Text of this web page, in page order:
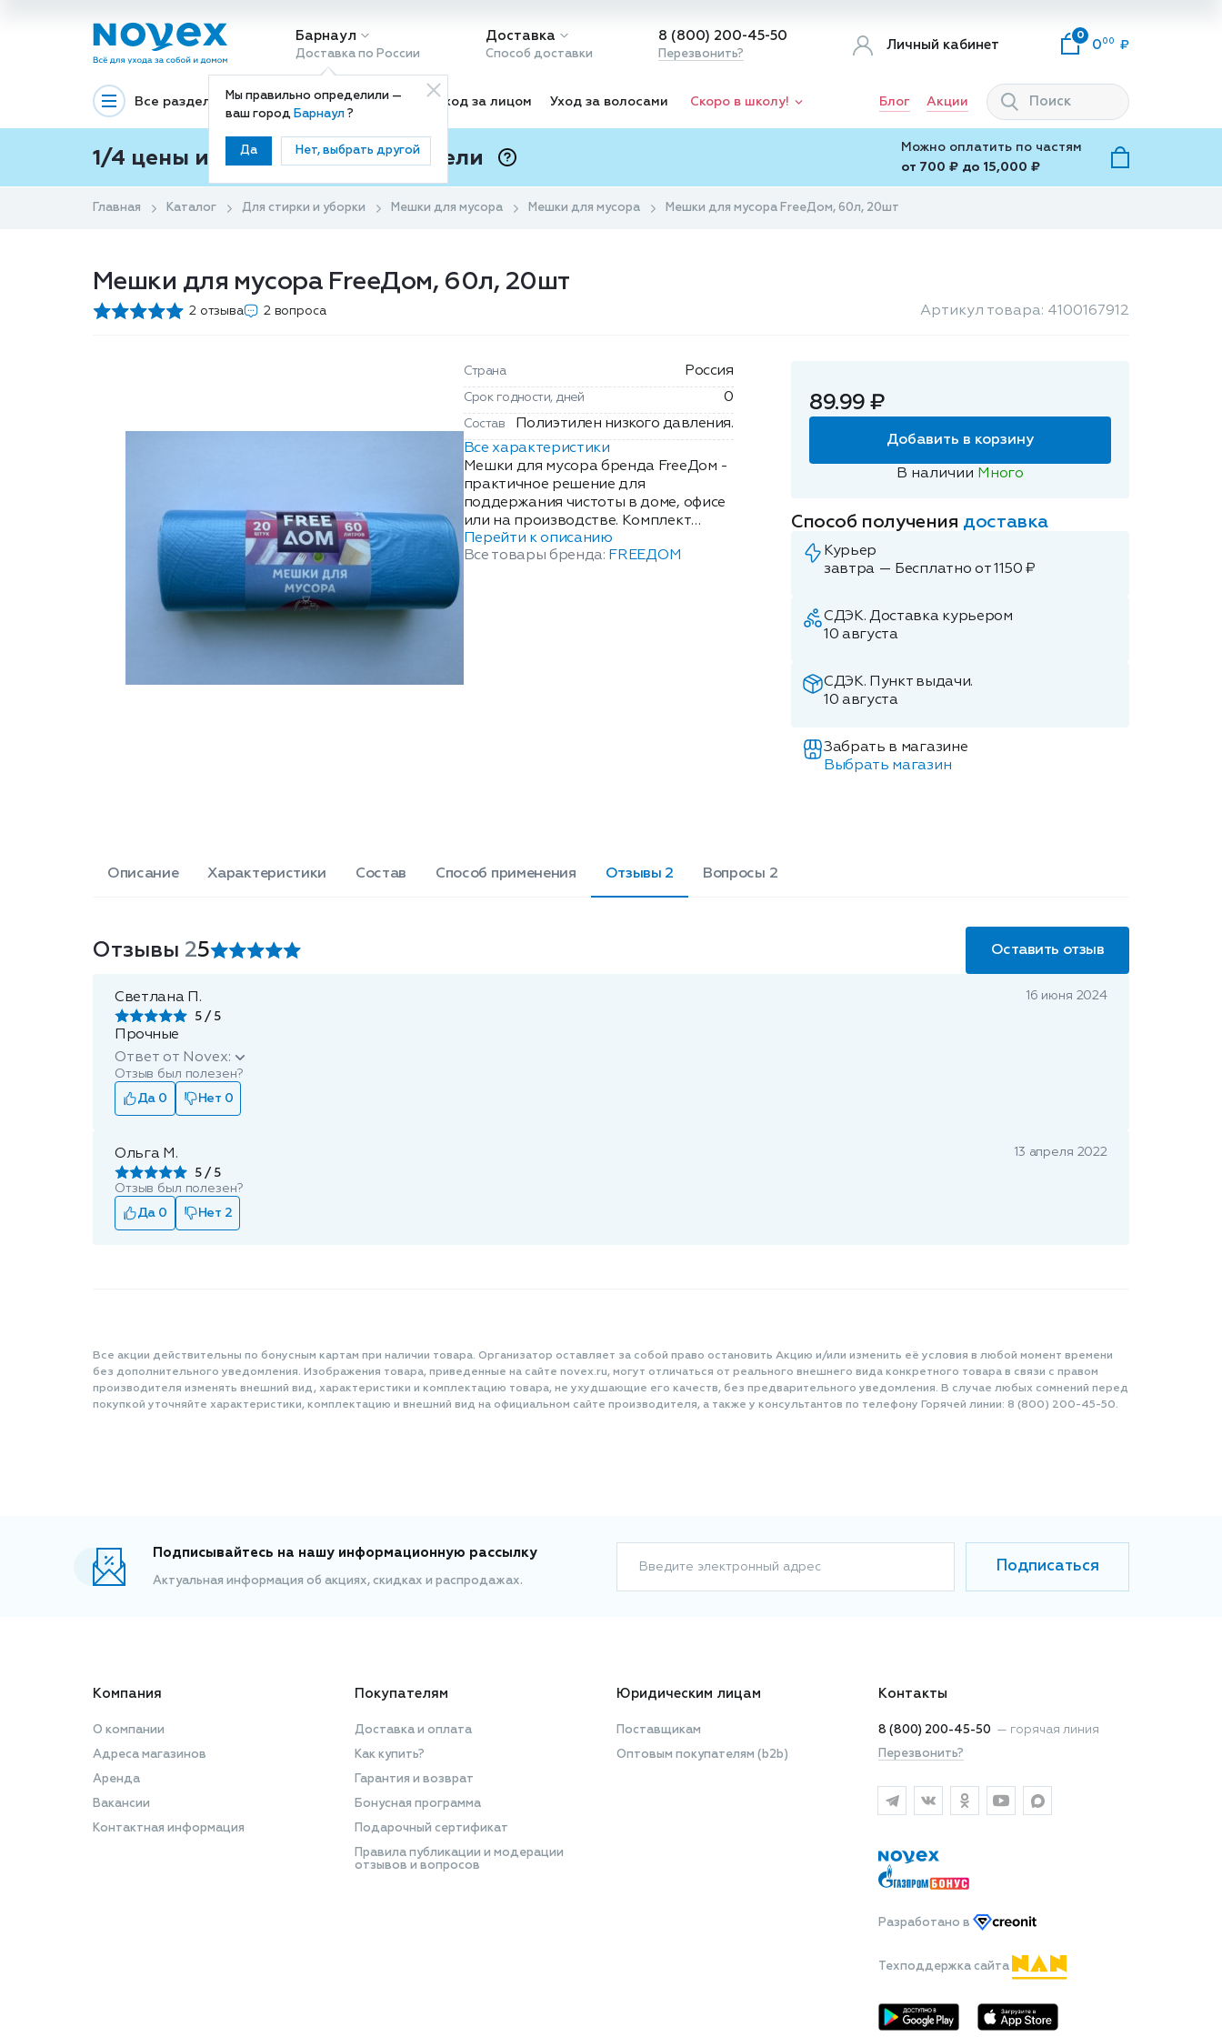
Барнаул
Доставка по России
Мы правильно определили —
ваш город Барнаул?
Да Нет, выбрать другой
Доставка
Способ доставки
8 (800) 200-45-50
Перезвонить?
Личный кабинет
0
0 00
Все разделы Декоративная косметика Уход за лицом Уход за волосами Скоро в школу! Блог Акции
1/4 цены и покупки ваши с Подели
Можно оплатить по частям
от 700 ₽ до 15,000 ₽
Главная Каталог Для стирки и уборки Мешки для мусора Мешки для мусора Мешки для мусора FreeДом, 60л, 20шт
Мешки для мусора FreeДом, 60л, 20шт
2 отзыва 2 вопроса Артикул товара: 4100167912
Страна Россия
Срок годности, дней 0
Состав
Полиэтилен низкого давления.
Все характеристики
Мешки для мусора бренда FreeДом -
практичное решение для
поддержания чистоты в доме, офисе
или на производстве. Комплект
позволяет надолго обеспечить себя
расходным материалом для уборки
достаточно устойчив к разрыву,
Перейти к описанию
Все товары бренда: FREEДОМ
89.99 ₽
Добавить в корзину
В наличии Много
Способ получения доставка
Курьер
завтра — Бесплатно от 1150 ₽
СДЭК. Доставка курьером
10 августа
СДЭК. Пункт выдачи.
10 августа
Забрать в магазине
Выбрать магазин
Описание Характеристики Состав Способ применения Отзывы 2 Вопросы 2
Отзывы 25 Оставить отзыв
Светлана П.
5
16 июня 2024
Прочные
Ответ от Novex:
Отзыв был полезен?
Да 0
Нет 0
Ольга М.
5
13 апреля 2022
Отзыв был полезен?
Да 0
Нет 2
Все акции действительны по бонусным картам при наличии товара. Организатор оставляет за собой право остановить Акцию и/или изменить её условия в любой момент времени
без дополнительного уведомления. Изображения товара, приведенные на сайте novex.ru, могут отличаться от реального внешнего вида конкретного товара в связи с правом
производителя изменять внешний вид, характеристики и комплектацию товара, не ухудшающие его качеств, без предварительного уведомления. В случае любых сомнений перед
покупкой уточняйте характеристики, комплектацию и внешний вид на официальном сайте производителя, а также у консультантов по телефону Горячей линии: 8 (800) 200-45-50.
Подписывайтесь на нашу информационную рассылку
Актуальная информация об акциях, скидках и распродажах.
Введите электронный адрес Подписаться
Компания
О компании
Адреса магазинов
Аренда
Вакансии
Контактная информация
Покупателям
Доставка и оплата
Как купить?
Гарантия и возврат
Бонусная программа
Подарочный сертификат
Правила публикации и модерации
отзывов и вопросов
Юридическим лицам
Поставщикам
Оптовым покупателям (b2b)
Контакты
8 (800) 200-45-50 — горячая линия
Перезвонить?
Разработано в
Техподдержка сайта